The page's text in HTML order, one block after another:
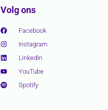
Volg ons
Facebook
Instagram
LinkedIn
YouTube
Spotify